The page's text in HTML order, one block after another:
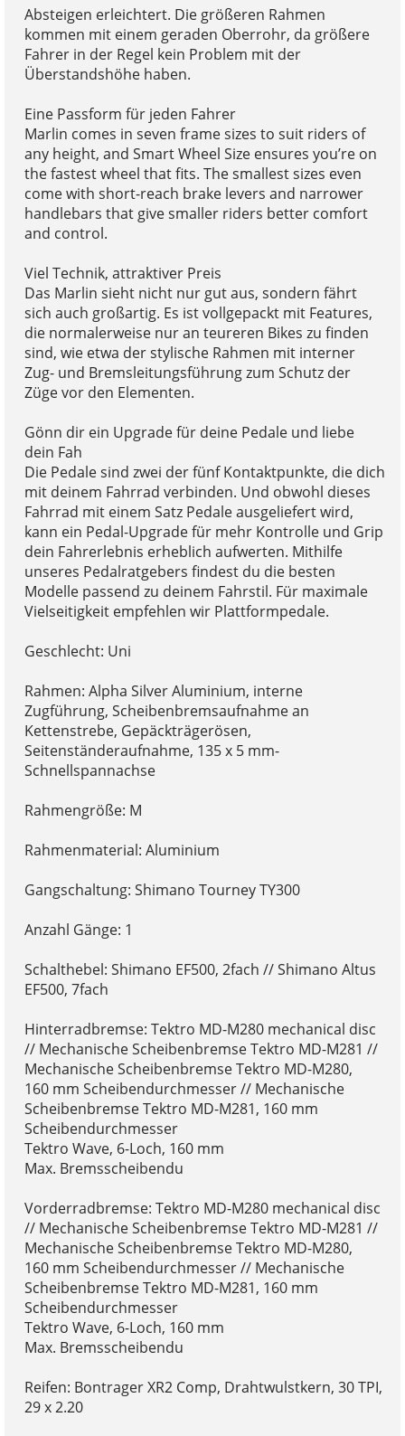
Absteigen erleichtert. Die größeren Rahmen
kommen mit einem geraden Oberrohr, da größere
Fahrer in der Regel kein Problem mit der
Überstandshöhe haben.
Eine Passform für jeden Fahrer
Marlin comes in seven frame sizes to suit riders of
any height, and Smart Wheel Size ensures you’re on
the fastest wheel that fits. The smallest sizes even
come with short-reach brake levers and narrower
handlebars that give smaller riders better comfort
and control.
Viel Technik, attraktiver Preis
Das Marlin sieht nicht nur gut aus, sondern fährt
sich auch großartig. Es ist vollgepackt mit Features,
die normalerweise nur an teureren Bikes zu finden
sind, wie etwa der stylische Rahmen mit interner
Zug- und Bremsleitungsführung zum Schutz der
Züge vor den Elementen.
Gönn dir ein Upgrade für deine Pedale und liebe
dein Fah
Die Pedale sind zwei der fünf Kontaktpunkte, die dich
mit deinem Fahrrad verbinden. Und obwohl dieses
Fahrrad mit einem Satz Pedale ausgeliefert wird,
kann ein Pedal-Upgrade für mehr Kontrolle und Grip
dein Fahrerlebnis erheblich aufwerten. Mithilfe
unseres Pedalratgebers findest du die besten
Modelle passend zu deinem Fahrstil. Für maximale
Vielseitigkeit empfehlen wir Plattformpedale.
Geschlecht: Uni
Rahmen: Alpha Silver Aluminium, interne
Zugführung, Scheibenbremsaufnahme an
Kettenstrebe, Gepäckträgerösen,
Seitenständeraufnahme, 135 x 5 mm-
Schnellspannachse
Rahmengröße: M
Rahmenmaterial: Aluminium
Gangschaltung: Shimano Tourney TY300
Anzahl Gänge: 1
Schalthebel: Shimano EF500, 2fach // Shimano Altus
EF500, 7fach
Hinterradbremse: Tektro MD-M280 mechanical disc
// Mechanische Scheibenbremse Tektro MD-M281 //
Mechanische Scheibenbremse Tektro MD-M280,
160 mm Scheibendurchmesser // Mechanische
Scheibenbremse Tektro MD-M281, 160 mm
Scheibendurchmesser
Tektro Wave, 6-Loch, 160 mm
Max. Bremsscheibendu
Vorderradbremse: Tektro MD-M280 mechanical disc
// Mechanische Scheibenbremse Tektro MD-M281 //
Mechanische Scheibenbremse Tektro MD-M280,
160 mm Scheibendurchmesser // Mechanische
Scheibenbremse Tektro MD-M281, 160 mm
Scheibendurchmesser
Tektro Wave, 6-Loch, 160 mm
Max. Bremsscheibendu
Reifen: Bontrager XR2 Comp, Drahtwulstkern, 30 TPI,
29 x 2.20